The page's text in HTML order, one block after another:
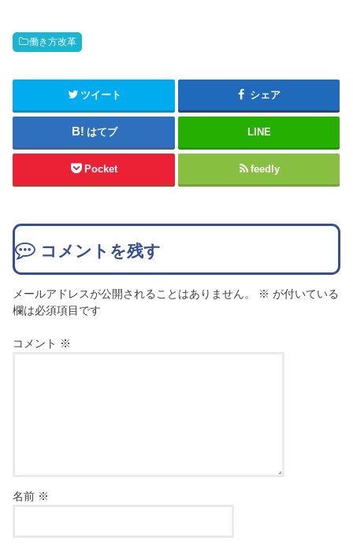
働き方改革
ツイート シェア
はてブ LINE
Pocket feedly
コメントを残す
メールアドレスが公開されることはありません。 ※ が付いている
欄は必須項目です
コメント ※
名前 ※